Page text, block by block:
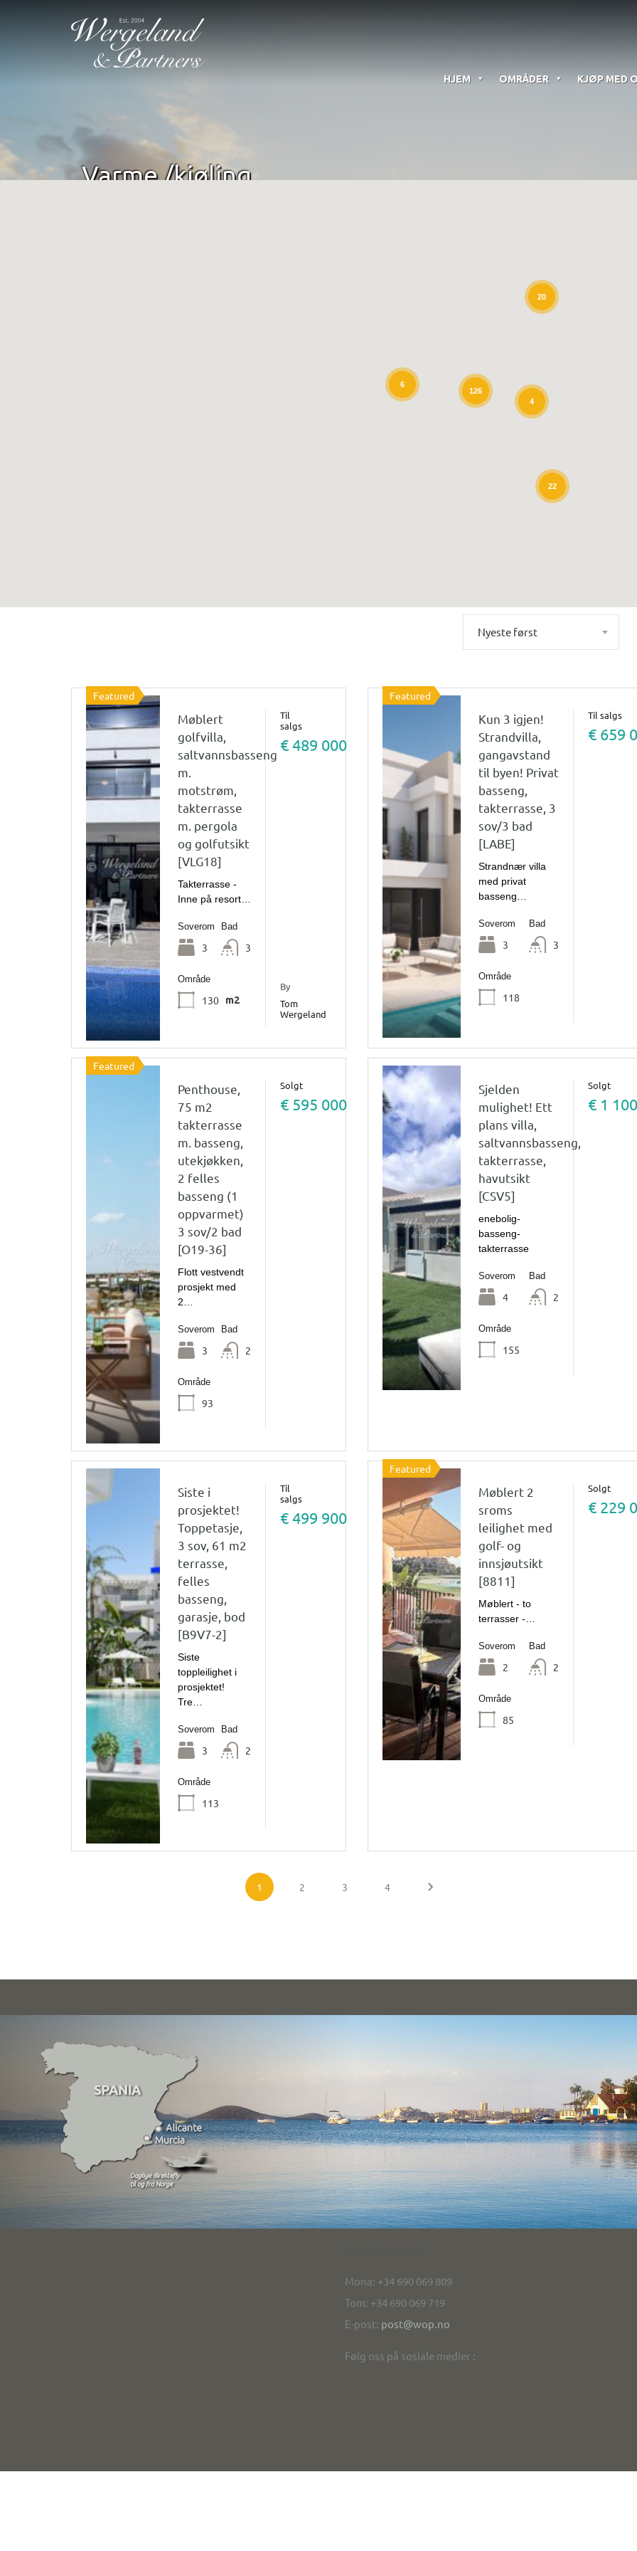
HJEM OMRÅDER KJØP MED
Varme /kjøling
126
22
20
6
4
Nyeste først
Featured
Møblert
golfvilla,
saltvannsbasseng
m.
motstrøm,
takterrasse
m. pergola
og golfutsikt
[VLG18]
Takterrasse -
Inne på resort…
Soverom
3
Bad
3
Område
130 m2
Til
salgs
€ 489 000
By
Tom
Wergeland
Featured
Kun 3 igjen!
Strandvilla,
gangavstand
til byen! Privat
basseng,
takterrasse, 3
sov/3 bad
[LABE]
Strandnær villa
med privat
basseng…
Soverom
3
Bad
3
Område
118
Til salgs
€ 659
Featured
Penthouse,
75 m2
takterrasse
m. basseng,
utekjøkken,
2 felles
basseng (1
oppvarmet)
3 sov/2 bad
[O19-36]
Flott vestvendt
prosjekt med
2…
Soverom
3
Bad
2
Område
93
Solgt
€ 595 000
Sjelden
mulighet! Ett
plans villa,
saltvannsbasseng,
takterrasse,
havutsikt
[CSV5]
enebolig-
basseng-
takterrasse
Soverom
4
Bad
2
Område
155
Solgt
€ 1
Siste i
prosjektet!
Toppetasje,
3 sov, 61 m2
terrasse,
felles
basseng,
garasje, bod
[B9V7-2]
Siste
toppleilighet i
prosjektet!
Tre…
Soverom
3
Bad
2
Område
113
Til
salgs
€ 499 900
Featured
Møblert 2
sroms
leilighet med
golf- og
innsjøutsikt
[8811]
Møblert - to
terrasser -…
Soverom
2
Bad
2
Område
85
Solgt
€ 229
1 2 3 4
Mona: +34 690 069 809
Tom: +34 690 069 719
E-post: post@wop.no
Følg oss på sosiale medier :